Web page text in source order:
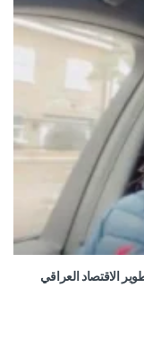
الاقتصاد العراقي